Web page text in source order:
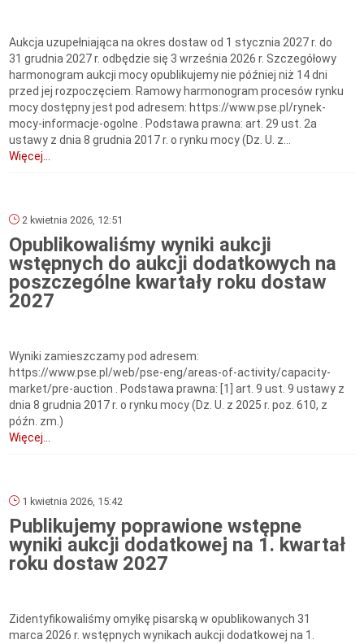
Aukcja uzupełniająca na okres dostaw od 1 stycznia 2027 r. do
31 grudnia 2027 r. odbędzie się 3 września 2026 r. Szczegółowy
harmonogram aukcji mocy opublikujemy nie później niż 14 dni
przed jej rozpoczęciem. Ramowy harmonogram procesów rynku
mocy dostępny jest pod adresem: https://www.pse.pl/rynek-
mocy-informacje-ogolne . Podstawa prawna: art. 29 ust. 2a
ustawy z dnia 8 grudnia 2017 r. o rynku mocy (Dz. U. z...
Więcej...
2 kwietnia 2026, 12:51
Opublikowaliśmy wyniki aukcji
wstępnych do aukcji dodatkowych na
poszczególne kwartały roku dostaw
2027
Wyniki zamieszczamy pod adresem:
https://www.pse.pl/web/pse-eng/areas-of-activity/capacity-
market/pre-auction . Podstawa prawna: [1] art. 9 ust. 9 ustawy z
dnia 8 grudnia 2017 r. o rynku mocy (Dz. U. z 2025 r. poz. 610, z
późn. zm.)
Więcej...
1 kwietnia 2026, 15:42
Publikujemy poprawione wstępne
wyniki aukcji dodatkowej na 1. kwartał
roku dostaw 2027
Zidentyfikowaliśmy omyłkę pisarską w opublikowanych 31
marca 2026 r. wstępnych wynikach aukcji dodatkowej na 1.